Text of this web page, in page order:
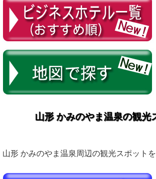
山形 かみのやま温泉の観光
山形 かみのやま温泉周辺の観光スポット